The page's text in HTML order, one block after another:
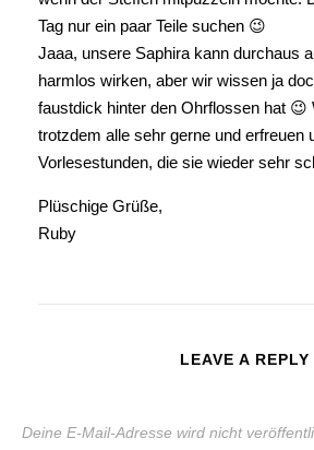
Tag nur ein paar Teile suchen 😉
Jaaa, unsere Saphira kann durchaus
harmlos wirken, aber wir wissen ja
faustdick hinter den Ohrflossen hat 😉
trotzdem alle sehr gerne und erfreuen
Vorlesestunden, die sie wieder sehr
Plüschige Grüße,
Ruby
LEAVE A REPLY
Deine E-Mail-Adresse wird nicht